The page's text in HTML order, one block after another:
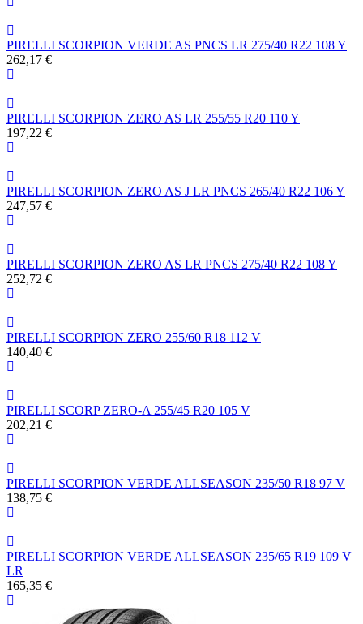
PIRELLI SCORPION VERDE AS PNCS LR 275/40 R22 108 Y
262,17 €
PIRELLI SCORPION ZERO AS LR 255/55 R20 110 Y
197,22 €
PIRELLI SCORPION ZERO AS J LR PNCS 265/40 R22 106 Y
247,57 €
PIRELLI SCORPION ZERO AS LR PNCS 275/40 R22 108 Y
252,72 €
PIRELLI SCORPION ZERO 255/60 R18 112 V
140,40 €
PIRELLI SCORP ZERO-A 255/45 R20 105 V
202,21 €
PIRELLI SCORPION VERDE ALLSEASON 235/50 R18 97 V
138,75 €
PIRELLI SCORPION VERDE ALLSEASON 235/65 R19 109 V
LR
165,35 €